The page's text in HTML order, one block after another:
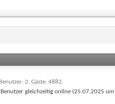
2, Gäste: 4882
gleichzeitig online (25.07.2025 um